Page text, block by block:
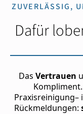
ZUVERLÄSSIG,
Dafür
Das Vertrauen
Rückmeldungen: